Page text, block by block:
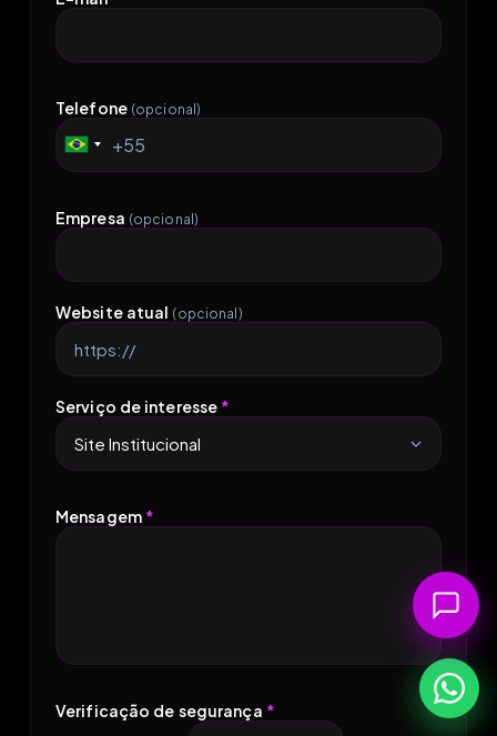
Telefone (opcional)
Brazil
+55
+55
Empresa (opcional)
Website atual (opcional)
Serviço de interesse *
Mensagem *
Verificação de segurança *